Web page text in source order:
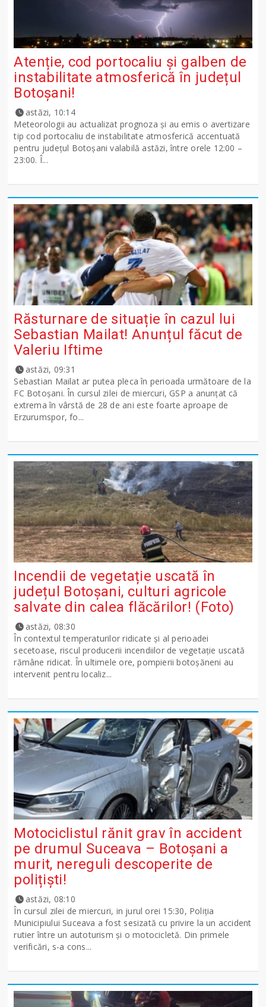
Atenție, cod portocaliu și galben de
instabilitate atmosferică în județul
Botoșani!
astăzi, 10:14
Meteorologii au actualizat prognoza și au emis o avertizare
tip cod portocaliu de instabilitate atmosferică accentuată
pentru județul Botoșani valabilă astăzi, între orele 12:00 –
23:00. Î...
Răsturnare de situație în cazul lui
Sebastian Mailat! Anunțul făcut de
Valeriu Iftime
astăzi, 09:31
Sebastian Mailat ar putea pleca în perioada următoare de la
FC Botoșani. În cursul zilei de miercuri, GSP a anunțat că
extrema în vârstă de 28 de ani este foarte aproape de
Erzurumspor, fo...
Incendii de vegetație uscată în
județul Botoșani, culturi agricole
salvate din calea flăcărilor! (Foto)
astăzi, 08:30
În contextul temperaturilor ridicate și al perioadei
secetoase, riscul producerii incendiilor de vegetație uscată
rămâne ridicat. În ultimele ore, pompierii botoșăneni au
intervenit pentru localiz...
Motociclistul rănit grav în accident
pe drumul Suceava – Botoșani a
murit, nereguli descoperite de
polițiști!
astăzi, 08:10
În cursul zilei de miercuri, in jurul orei 15:30, Poliția
Municipiului Suceava a fost sesizată cu privire la un accident
rutier între un autoturism și o motocicletă. Din primele
verificări, s-a cons...